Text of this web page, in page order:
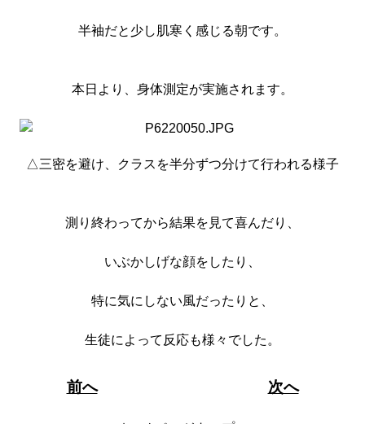
半袖だと少し肌寒く感じる朝です。
本日より、身体測定が実施されます。
△三密を避け、クラスを半分ずつ分けて行われる様子
測り終わってから結果を見て喜んだり、
いぶかしげな顔をしたり、
特に気にしない風だったりと、
生徒によって反応も様々でした。
前へ 次へ